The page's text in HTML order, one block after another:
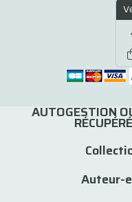
AUTOGESTION
Auteur-